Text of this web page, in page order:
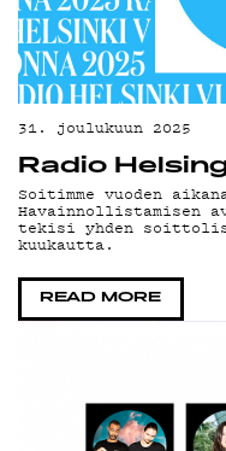
31. joulukuun 2025
Radio
Soitimme vuoden
Havainnollistamisen
tekisi yhden
kuukautta.
READ MORE